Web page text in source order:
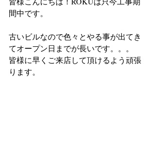
間中です。
古いビルなので色々とやる事が出てき
てオープン日までが長いです。。。
皆様に早くご来店して頂けるよう頑張
ります。